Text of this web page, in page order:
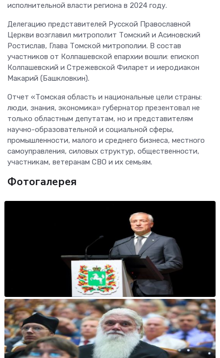
исполнительной власти региона в 2024 году.
Делегацию представителей Русской Православной
Церкви возглавил митрополит Томский и Асиновский
Ростислав, Глава Томской митрополии. В состав
участников от Колпашевской епархии вошли: епископ
Колпашевский и Стрежевской Филарет и иеродиакон
Макарий (Башкловкин).
Отчет «Томская область и национальные цели страны:
люди, знания, экономика» губернатор презентовал не
только областным депутатам, но и представителям
научно-образовательной и социальной сферы,
промышленности, малого и среднего бизнеса, местного
самоуправления, силовых структур, общественности,
участникам, ветеранам СВО и их семьям.
Фотогалерея